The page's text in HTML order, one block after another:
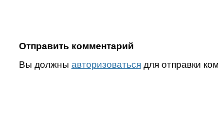
Отправить комментарий
Вы должны авторизоваться для отправки